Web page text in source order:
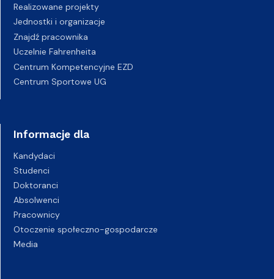
Realizowane projekty
Jednostki i organizacje
Znajdź pracownika
Uczelnie Fahrenheita
Centrum Kompetencyjne EZD
Centrum Sportowe UG
Informacje dla
Kandydaci
Studenci
Doktoranci
Absolwenci
Pracownicy
Otoczenie społeczno-gospodarcze
Media